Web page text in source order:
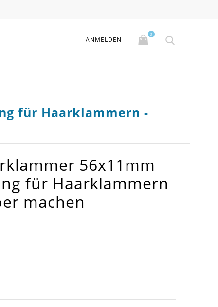
ANMELDEN
0
für Haarklammern -
56x11mm
für Haarklammern
machen